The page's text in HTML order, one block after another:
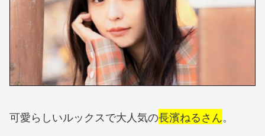
可愛らしいルックスで大人気の長濱ねるさん。